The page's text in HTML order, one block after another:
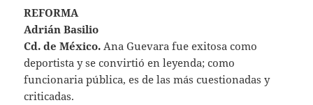
REFORMA
Adrián Basilio
Cd. de México.Ana Guevara fue exitosa como
deportista y se convirtió en leyenda; como
funcionaria pública, es de las más cuestionadas y
criticadas.